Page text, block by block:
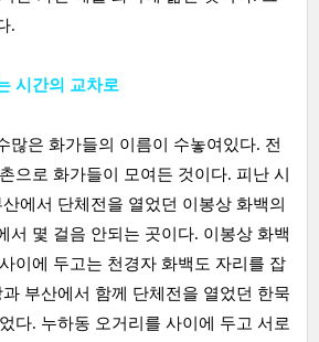
.
시간의 교차로
많은 화가들의 이름이 수놓여있다. 전
으로 화가들이 모여든 것이다. 피난 시
에서 단체전을 열었던 이봉상 화백의
서 몇 걸음 안되는 곳이다. 이봉상 화백
이에 두고는 천경자 화백도 자리를 잡
부산에서 함께 단체전을 열었던 한묵
다. 누하동 오거리를 사이에 두고 서로